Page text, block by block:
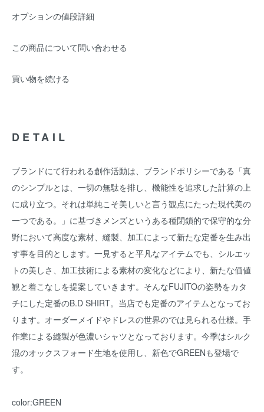
オプションの値段詳細
この商品について問い合わせる
買い物を続ける
DETAIL
ブランドにて行われる創作活動は、ブランドポリシーである「真
のシンプルとは、一切の無駄を排し、機能性を追求した計算の上
に成り立つ。それは単純こそ美しいと言う観点にたった現代美の
一つである。」に基づきメンズというある種閉鎖的で保守的な分
野において高度な素材、縫製、加工によって新たな定番を生み出
す事を目的とします。一見すると平凡なアイテムでも、シルエッ
トの美しさ、加工技術による素材の変化などにより、新たな価値
観と着こなしを提案していきます。そんなFUJITOの姿勢をカタ
チにした定番のB.D SHIRT。当店でも定番のアイテムとなってお
ります。オーダーメイドやドレスの世界のでは見られる仕様。手
作業による縫製が色濃いシャツとなっております。今季はシルク
混のオックスフォード生地を使用し、新色でGREENも登場で
す。
color:GREEN